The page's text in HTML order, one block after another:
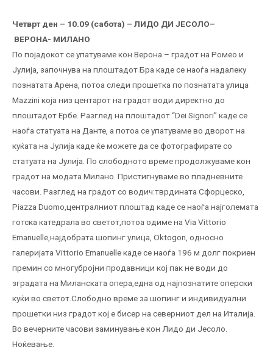
Четврт ден – 10.09 (сабота) – ЛИДО ДИ ЈЕСОЛО–
ВЕРОНА- МИЛАНО
По појадокот се упатуваме кон Верона – градот на Ромео и
Јулија, започнува на плоштадот Бра каде се наоѓа надалеку
познатата Арена, потоа следи прошетка по познатата улица
Mazzini која низ центарот на градот води директно до
плоштадот Ербе. Разглед на плоштадот “Dei Signori” каде се
наоѓа статуата на Данте, а потоа се упатуваме во дворот на
куќата на Јулија каде ќе можете да се фотографирате со
статуата на Јулија. По слободното време продолжуваме кон
градот на модата Милано. Пристигнуваме во пладневните
часови. Разглед на градот со водич:тврдината Сфорцеско,
Piazza Duomo,централниот плоштад каде се наоѓа најголемата
готска катедрала во светот,потоа одиме на Via Vittorio
Emanuelle,најдобрата шопинг улица, Oktogon, односно
галеријата Vittorio Emanuelle каде се наоѓа 196 м долг покриен
премин со многубројни продавници кој пак не води до
зградата на Миланската опера,една од најпознатите оперски
куќи во светот.Слободно време за шопинг и индивидуални
прошетки низ градот кој е бисер на северниот дел на Италија.
Во вечерните часови заминување кон Лидо ди Јесоло.
Ноќевање.